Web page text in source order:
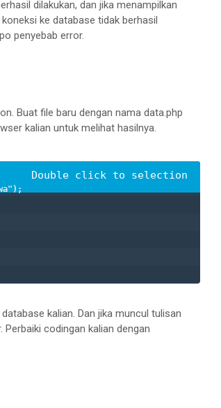
dilakukan, dan jika menampilkan
ke database tidak berhasil
penyebab error.
Buat file baru dengan nama data.php
kalian untuk melihat hasilnya.
kalian. Dan jika muncul tulisan
codingan kalian dengan